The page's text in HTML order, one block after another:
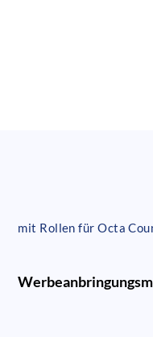
mit Rollen für Octa